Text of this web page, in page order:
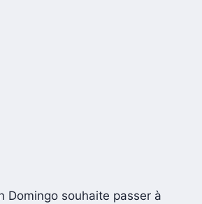
Domingo souhaite passer à